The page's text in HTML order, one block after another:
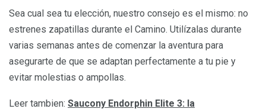
Sea cual sea tu elección, nuestro consejo es el mismo: no
estrenes zapatillas durante el Camino. Utilízalas durante
varias semanas antes de comenzar la aventura para
asegurarte de que se adaptan perfectamente a tu pie y
evitar molestias o ampollas.
Leer tambien: Saucony Endorphin Elite 3: la